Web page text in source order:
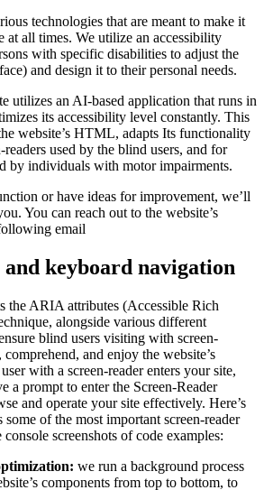
technologies that are meant to make it
at all times. We utilize an accessibility
with specific disabilities to adjust the
and design it to their personal needs.
utilizes an AI-based application that runs in
its accessibility level constantly. This
website’s HTML, adapts Its functionality
used by the blind users, and for
by individuals with motor impairments.
or have ideas for improvement, we’ll
You can reach out to the website’s
email
and keyboard navigation
the ARIA attributes (Accessible Rich
alongside various different
blind users visiting with screen-
comprehend, and enjoy the website’s
with a screen-reader enters your site,
a prompt to enter the Screen-Reader
and operate your site effectively. Here’s
of the most important screen-reader
screenshots of code examples:
we run a background process
components from top to bottom, to